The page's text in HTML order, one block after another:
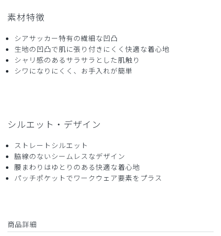
素材特徴
シアサッカー特有の繊細な凹凸
生地の凹凸で肌に張り付きにくく快適な着心地
シャリ感のあるサラサラとした肌触り
シワになりにくく、お手入れが簡単
シルエット・デザイン
ストレートシルエット
脇線のないシームレスなデザイン
腰まわりはゆとりのある快適な着心地
パッチポケットでワークウェア要素をプラス
商品詳細